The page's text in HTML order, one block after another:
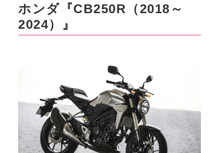
ホンダ『CB250R（2018～
2024）』